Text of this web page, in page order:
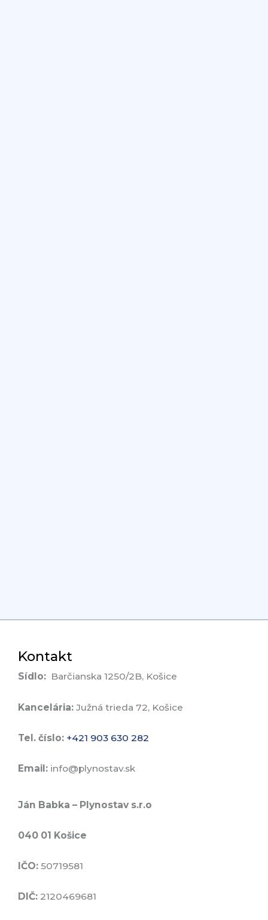
Kontakt
Sídlo: Barčianska 1250/2B, Košice
Kancelária: Južná trieda 72, Košice
Tel. číslo: +421 903 630 282
Email: info@plynostav.sk
Ján Babka – Plynostav s.r.o
040 01 Košice
IČO: 50719581
DIČ: 2120469681